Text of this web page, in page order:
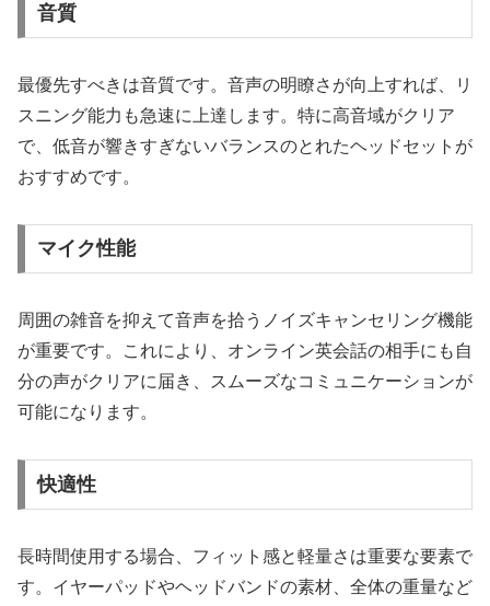
音質
最優先すべきは音質です。音声の明瞭さが向上すれば、リ
スニング能力も急速に上達します。特に高音域がクリア
で、低音が響きすぎないバランスのとれたヘッドセットが
おすすめです。
マイク性能
周囲の雑音を抑えて音声を拾うノイズキャンセリング機能
が重要です。これにより、オンライン英会話の相手にも自
分の声がクリアに届き、スムーズなコミュニケーションが
可能になります。
快適性
長時間使用する場合、フィット感と軽量さは重要な要素で
す。イヤーパッドやヘッドバンドの素材、全体の重量など